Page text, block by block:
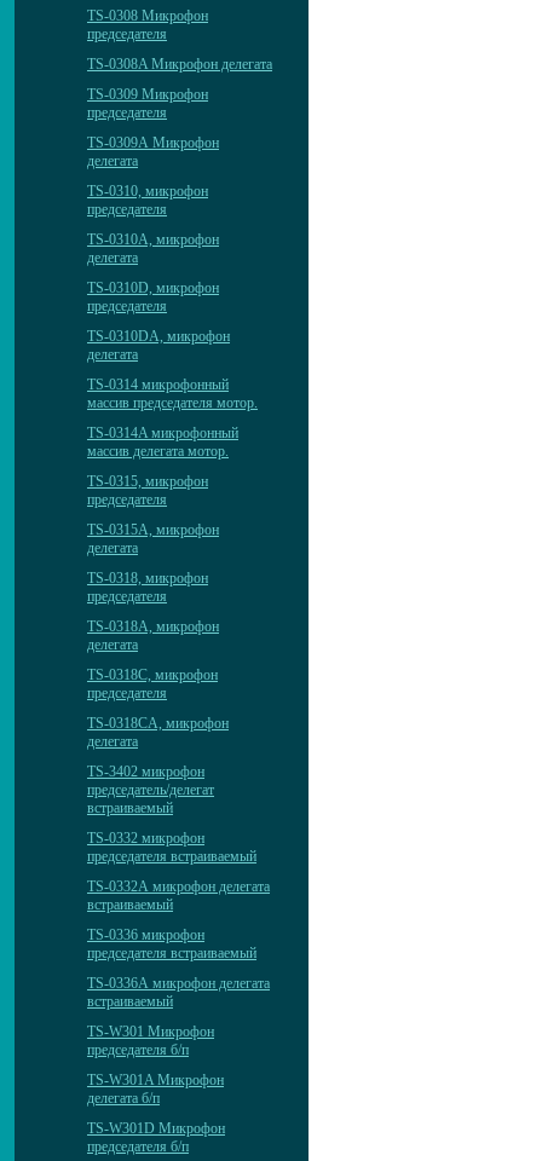
TS-0308 Микрофон
председателя
TS-0308A Микрофон делегата
TS-0309 Микрофон
председателя
TS-0309А Микрофон
делегата
TS-0310, микрофон
председателя
TS-0310А, микрофон
делегата
TS-0310D, микрофон
председателя
TS-0310DА, микрофон
делегата
TS-0314 микрофонный
массив председателя мотор.
TS-0314A микрофонный
массив делегата мотор.
TS-0315, микрофон
председателя
TS-0315A, микрофон
делегата
TS-0318, микрофон
председателя
TS-0318A, микрофон
делегата
TS-0318C, микрофон
председателя
TS-0318CA, микрофон
делегата
TS-3402 микрофон
председатель/делегат
встраиваемый
TS-0332 микрофон
председателя встраиваемый
TS-0332А микрофон делегата
встраиваемый
TS-0336 микрофон
председателя встраиваемый
TS-0336А микрофон делегата
встраиваемый
TS-W301 Микрофон
председателя б/п
TS-W301A Микрофон
делегата б/п
TS-W301D Микрофон
председателя б/п